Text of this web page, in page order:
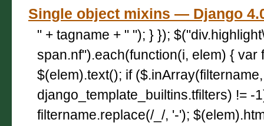
Single object mixins — Django
" + tagname + " "); } });
span.nf").each(function(i, elem) { var
$(elem).text(); if ($.inArray(filtername,
django_template_builtins.tfilters) != -
filtername.replace(/_/, '-');